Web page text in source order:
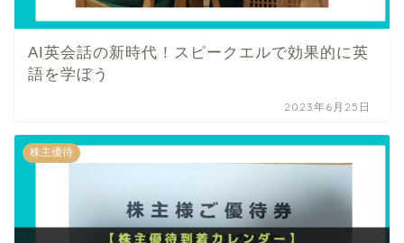
AI英会話の新時代！スピークエルで効果的に英
語を学ぼう
2023年6月25日
株主優待